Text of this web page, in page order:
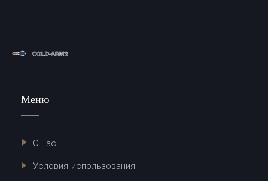
Меню
О нас
Условия использования